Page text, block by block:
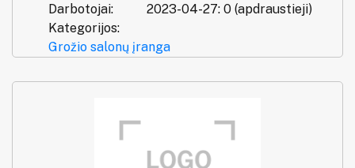
Darbotojai:
2023-04-27: 0 (apdraustieji)
Kategorijos:
Grožio salonų įranga